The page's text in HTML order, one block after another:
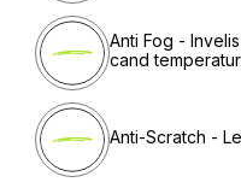
Anti Fog -
cand
Anti-Scratch -